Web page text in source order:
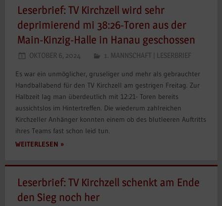
Leserbrief: TV Kirchzell wird sehr
deprimierend mi 38:26-Toren aus der
Main-Kinzig-Halle in Hanau geschossen
OKTOBER 6, 2024 1. MANNSCHAFT LESERBRIEF
Es war ein unmöglicher, gruseliger und mehr als gebrauchter
Handballabend für den TV Kirchzell am gestrigen Freitag. Zur
Halbzeit lag man überdeutlich mit 12:21- Toren bereits
aussichtslos im Hintertreffen. Die wiederum zahlreichen
Kirchzeller Anhänger konnten einem ob des blutleeren Auftritts
ihres Teams fast schon leid tun.
WEITERLESEN
Leserbrief: TV Kirchzell schenkt am Ende
den Sieg noch her